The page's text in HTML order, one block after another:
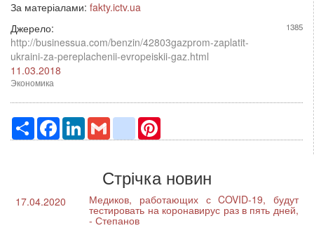
За матеріалами: fakty.ictv.ua
Джерело:
http://businessua.com/benzin/42803gazprom-zaplatit-
ukraini-za-pereplachenii-evropeiskii-gaz.html
1385
11.03.2018
Экономика
РесурсFacebook
LinkedInGmail google_bookmarks
Стрічка новин
17.04.2020 Медиков, работающих с COVID-19, будут
тестировать на коронавирус раз в пять дней,
- Степанов